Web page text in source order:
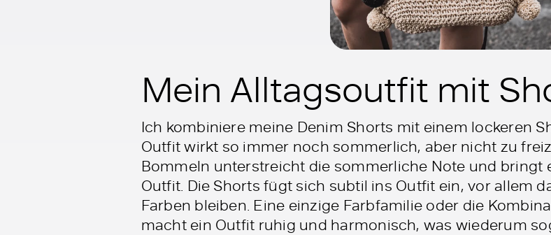
Mein Alltagsoutfit mit
Ich kombiniere meine Denim Shorts mit einem lockeren
Outfit wirkt so immer noch sommerlich, aber nicht zu
Bommeln unterstreicht die sommerliche Note und bringt
Outfit. Die Shorts fügt sich subtil ins Outfit ein, vor allem
Farben bleiben. Eine einzige Farbfamilie oder die
macht ein Outfit ruhig und harmonisch, was wiederum